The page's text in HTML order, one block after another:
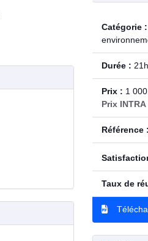
Catégorie :
Durée : 21h
Prix : 1
Prix INTRA
Référence :
Taux de